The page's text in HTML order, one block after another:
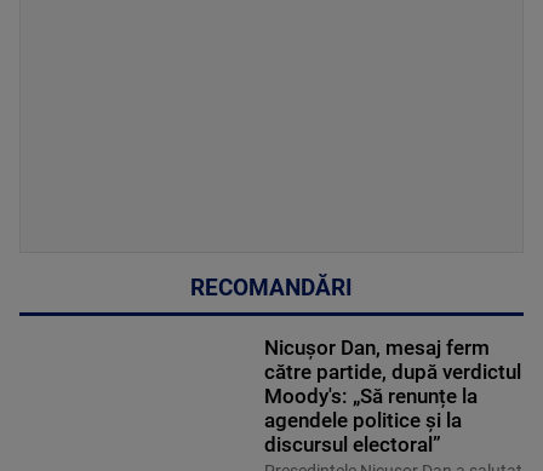
RECOMANDĂRI
Nicușor Dan, mesaj ferm
către partide, după verdictul
Moody's: „Să renunțe la
agendele politice şi la
discursul electoral”